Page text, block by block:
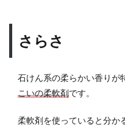
さらさ
石けん系の柔らかい香りが
こいの柔軟剤です。
柔軟剤を使っていると分か